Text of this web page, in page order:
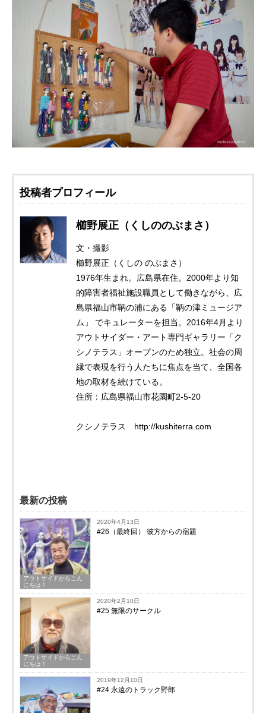
投稿者プロフィール
櫛野展正（くしののぶまさ）
文・撮影
櫛野展正（くしの のぶまさ）
1976年生まれ。広島県在住。2000年より知
的障害者福祉施設職員として働きながら、広
島県福山市鞆の浦にある「鞆の津ミュージア
ム」 でキュレーターを担当。2016年4月より
アウトサイダー・アート専門ギャラリー「ク
シノテラス」オープンのため独立。社会の周
縁で表現を行う人たちに焦点を当て、全国各
地の取材を続けている。
住所：広島県福山市花園町2-5-20
クシノテラス http://kushiterra.com
最新の投稿
アウトサイドからこん
にちは！
2020年4月13日
#26（最終回） 彼方からの宿題
アウトサイドからこん
にちは！
2020年2月10日
#25 無限のサークル
2019年12月10日
#24 永遠のトラック野郎